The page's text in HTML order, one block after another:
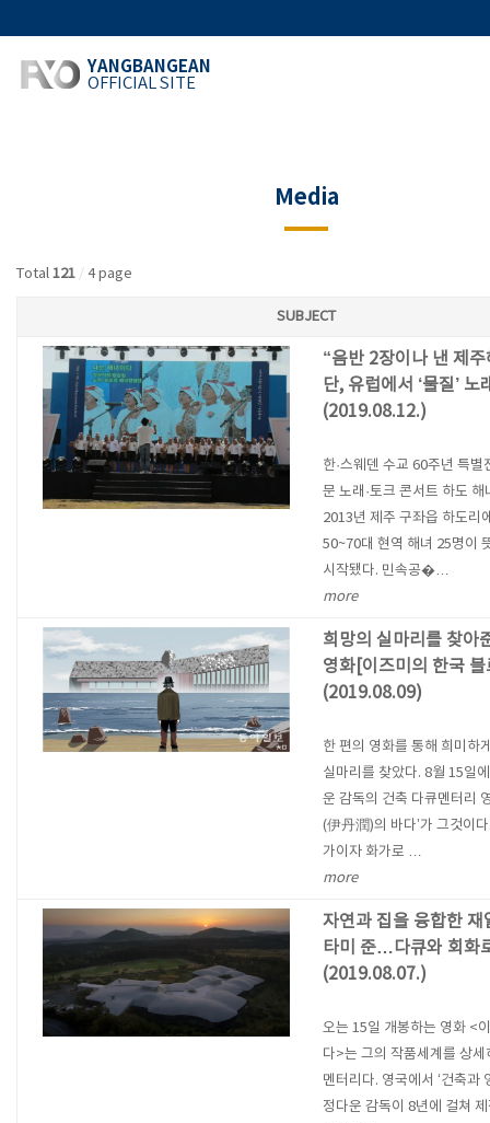
YANGBANGEAN
OFFICIAL SITE
Media
Total 121 / 4 page
SUBJECT
“음반 2장이나 낸 제
단, 유럽에서 ‘물질’ 노
(2019.08.12.)
한·스웨덴 수교 60주년 특별
문 노래·토크 콘서트 하도 해
2013년 제주 구좌읍 하도리
50~70대 현역 해녀 25명이
시작됐다. 민속공�…
more
희망의 실마리를 찾아
영화[이즈미의 한국
(2019.08.09)
한 편의 영화를 통해 희미하
실마리를 찾았다. 8월 15일
운 감독의 건축 다큐멘터리
(伊丹潤)의 바다’가 그것이
가이자 화가로 …
more
자연과 집을 융합한 재
타미 준…다큐와 회화
(2019.08.07.)
오는 15일 개봉하는 영화 <
다>는 그의 작품세계를 상세
멘터리다. 영국에서 ‘건축과
정다운 감독이 8년에 걸쳐